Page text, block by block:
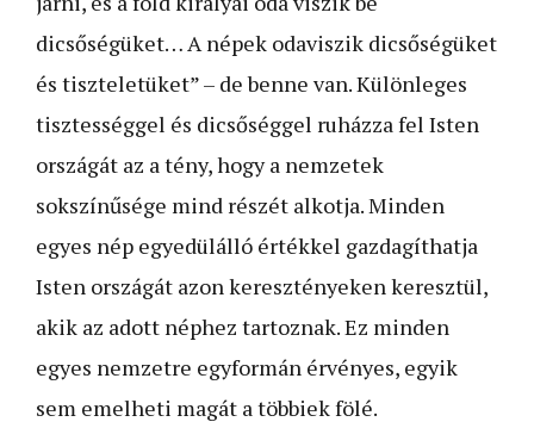
dicsőségüket… A népek odaviszik dicsőségüket
és tiszteletüket” – de benne van. Különleges
tisztességgel és dicsőséggel ruházza fel Isten
országát az a tény, hogy a nemzetek
sokszínűsége mind részét alkotja. Minden
egyes nép egyedülálló értékkel gazdagíthatja
Isten országát azon keresztényeken keresztül,
akik az adott néphez tartoznak. Ez minden
egyes nemzetre egyformán érvényes, egyik
sem emelheti magát a többiek fölé.